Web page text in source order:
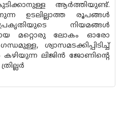
ആർത്തിയുണ്ട്.
ഉടലില്ലാത്ത രൂപങ്ങൾ
നിയമങ്ങൾ
മറ്റൊരു ലോകം ഓരോ
ശ്വാസമടക്കിപ്പിടിച്ച്
കഴിയുന്ന ലിജിൻ ജോണിന്റെ